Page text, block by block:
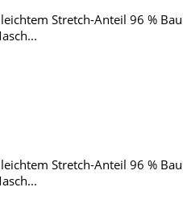
Stretch-Anteil 96 %
Stretch-Anteil 96 %